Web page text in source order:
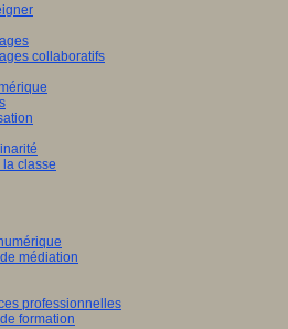
collaboratifs
classe
médiation
professionnelles
formation